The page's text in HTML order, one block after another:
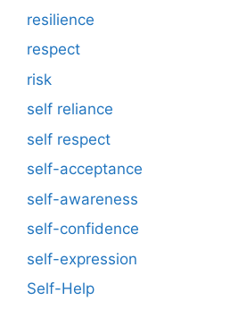
resilience
respect
risk
self reliance
self respect
self-acceptance
self-awareness
self-confidence
self-expression
Self-Help